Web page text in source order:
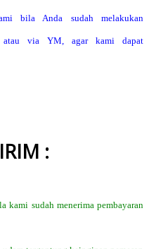
bila Anda sudah melakukan
atau via YM, agar kami dapat
:
kami sudah menerima pembayaran